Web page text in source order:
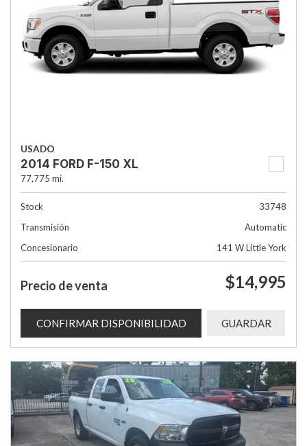
USADO
2014 FORD F-150 XL
77,775 mi.
Stock
33748
Transmisión
Automatic
Concesionario
141 W Little York
Precio de venta $14,995
CONFIRMAR DISPONIBILIDAD GUARDAR